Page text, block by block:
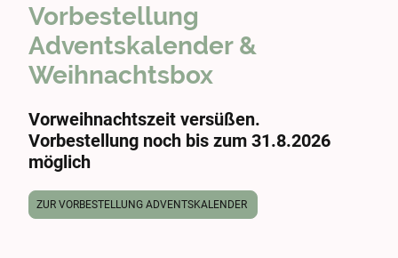
Vorbestellung
Adventskalender &
Weihnachtsbox
Vorweihnachtszeit versüßen.
Vorbestellung noch bis zum 31.8.2026
möglich
ZUR VORBESTELLUNG ADVENTSKALENDER